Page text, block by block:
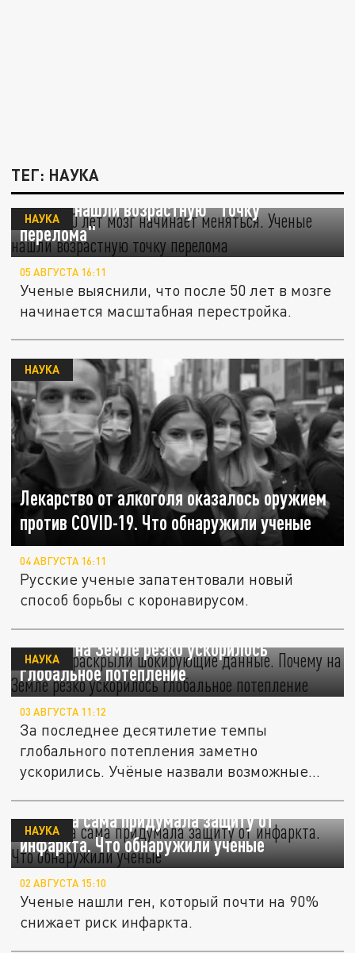
ТЕГ: НАУКА
После 50 лет мозг начинает меняться.
Ученые нашли возрастную "точку
перелома"
НАУКА
05 АВГУСТА 16:11
Ученые выяснили, что после 50 лет в мозге
начинается масштабная перестройка.
Лекарство от алкоголя оказалось оружием
против COVID-19. Что обнаружили ученые
НАУКА
04 АВГУСТА 16:11
Русские ученые запатентовали новый
способ борьбы с коронавирусом.
Учёные раскрыли шокирующие данные.
Почему на Земле резко ускорилось
глобальное потепление
НАУКА
03 АВГУСТА 11:12
За последнее десятилетие темпы
глобального потепления заметно
ускорились. Учёные назвали возможные
Природа сама придумала защиту от
инфаркта. Что обнаружили ученые
НАУКА
02 АВГУСТА 15:10
Ученые нашли ген, который почти на 90%
снижает риск инфаркта.